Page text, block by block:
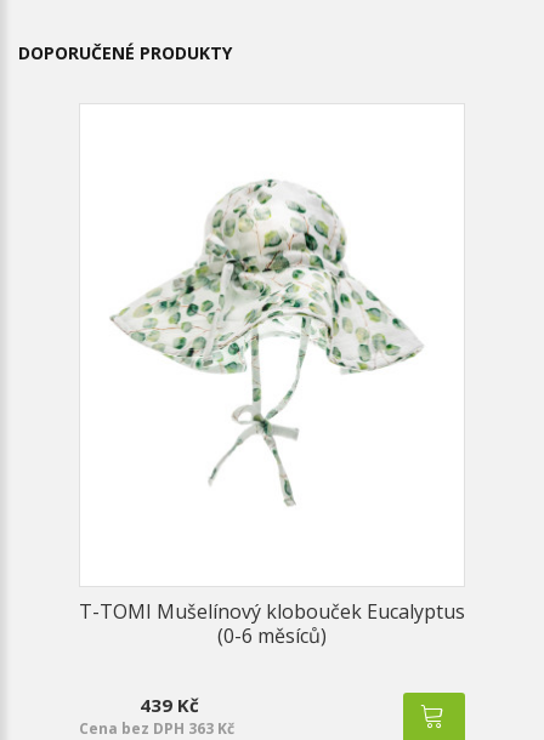
DOPORUČENÉ PRODUKTY
T-TOMI Mušelínový klobouček Eucalyptus
(0-6 měsíců)
439 Kč
Cena bez DPH 363 Kč